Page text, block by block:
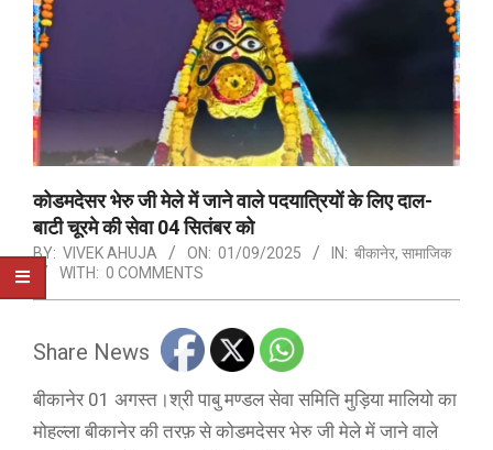
कोडमदेसर भेरु जी मेले में जाने वाले पदयात्रियों के लिए दाल-
बाटी चूरमे की सेवा 04 सितंबर को
BY: VIVEK AHUJA ON: 01/09/2025 IN: बीकानेर, सामाजिक
WITH: 0 COMMENTS
Share News
बीकानेर 01 अगस्त।श्री पाबु मण्डल सेवा समिति मुड़िया मालियो का
मोहल्ला बीकानेर की तरफ़ से कोडमदेसर भेरु जी मेले में जाने वाले